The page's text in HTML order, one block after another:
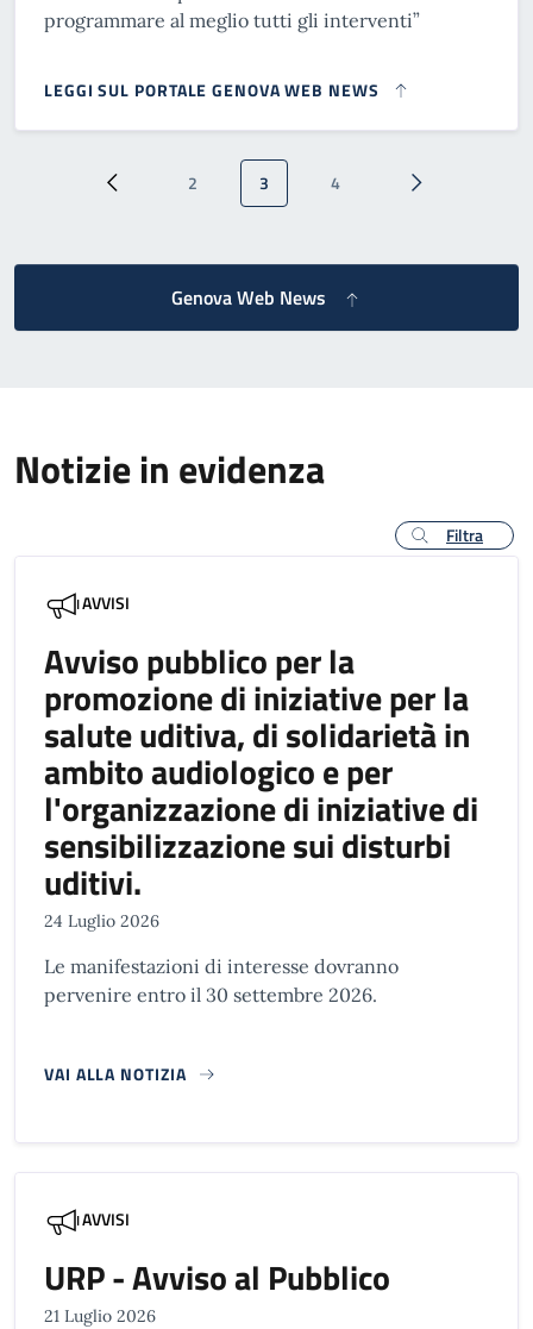
programmare al meglio tutti gli interventi”
LEGGI SUL PORTALE GENOVA WEB NEWS
Paginazione
Pagina precedente
Pagina
2 Pagina attuale
3 Pagina
4 Pagina
Genova Web News
Notizie in evidenza
Filtra
AVVISI
Avviso pubblico per la
promozione di iniziative per la
salute uditiva, di solidarietà in
ambito audiologico e per
l'organizzazione di iniziative di
sensibilizzazione sui disturbi
uditivi.
24 Luglio 2026
Le manifestazioni di interesse dovranno
pervenire entro il 30 settembre 2026.
VAI ALLA NOTIZIA
AVVISI
URP - Avviso al Pubblico
21 Luglio 2026